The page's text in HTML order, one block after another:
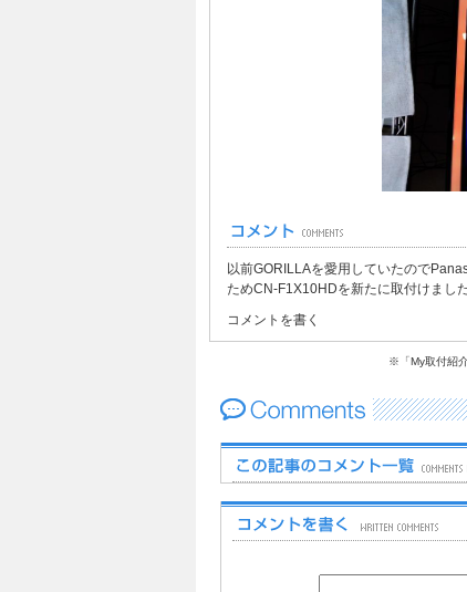
以前GORILLAを愛用していたので
ためCN-F1X10HDを新たに取付けまし
コメントを書く
※「My取付紹